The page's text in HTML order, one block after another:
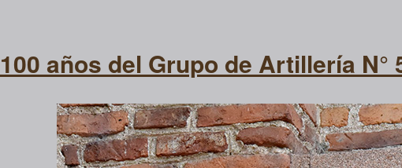
100 años del Grupo de Artillería